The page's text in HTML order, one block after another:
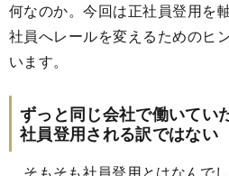
何なのか。今回は正社員登用を
社員へレールを変えるためのヒ
います。
ずっと同じ会社で働いてい
社員登用される訳ではない